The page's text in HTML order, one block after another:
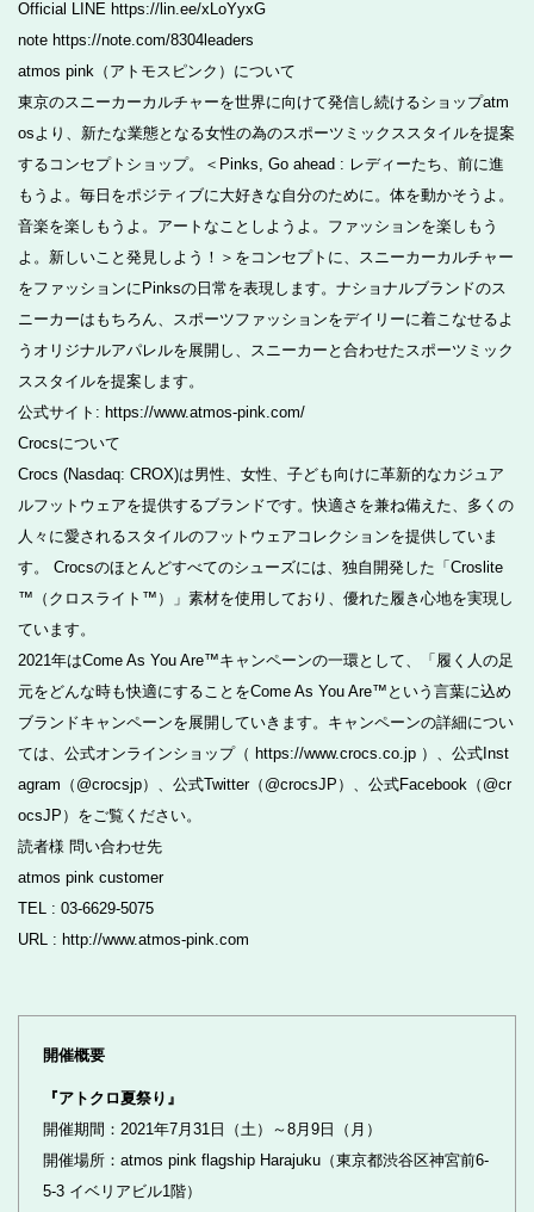
Official LINE https://lin.ee/xLoYyxG
note https://note.com/8304leaders
atmos pink（アトモスピンク）について
東京のスニーカーカルチャーを世界に向けて発信し続けるショップatm
osより、新たな業態となる女性の為のスポーツミックススタイルを提案
するコンセプトショップ。＜Pinks, Go ahead : レディーたち、前に進
もうよ。毎日をポジティブに大好きな自分のために。体を動かそうよ。
音楽を楽しもうよ。アートなことしようよ。ファッションを楽しもう
よ。新しいこと発見しよう！＞をコンセプトに、スニーカーカルチャー
をファッションにPinksの日常を表現します。ナショナルブランドのス
ニーカーはもちろん、スポーツファッションをデイリーに着こなせるよ
うオリジナルアパレルを展開し、スニーカーと合わせたスポーツミック
ススタイルを提案します。
公式サイト: https://www.atmos-pink.com/
Crocsについて
Crocs (Nasdaq: CROX)は男性、女性、子ども向けに革新的なカジュア
ルフットウェアを提供するブランドです。快適さを兼ね備えた、多くの
人々に愛されるスタイルのフットウェアコレクションを提供していま
す。 Crocsのほとんどすべてのシューズには、独自開発した「Croslite
™（クロスライト™）」素材を使用しており、優れた履き心地を実現し
ています。
2021年はCome As You Are™キャンペーンの一環として、「履く人の足
元をどんな時も快適にすることをCome As You Are™という言葉に込め
ブランドキャンペーンを展開していきます。キャンペーンの詳細につい
ては、公式オンラインショップ（ https://www.crocs.co.jp ）、公式Inst
agram（@crocsjp）、公式Twitter（@crocsJP）、公式Facebook（@cr
ocsJP）をご覧ください。
読者様 問い合わせ先
atmos pink customer
TEL : 03-6629-5075
URL : http://www.atmos-pink.com
開催概要
『アトクロ夏祭り』
開催期間：2021年7月31日（土）～8月9日（月）
開催場所：atmos pink flagship Harajuku（東京都渋谷区神宮前6-
5-3 イベリアビル1階）